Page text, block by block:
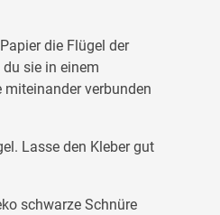
die Flügel der
sie in einem
verbunden
Lasse den Kleber gut
schwarze Schnüre